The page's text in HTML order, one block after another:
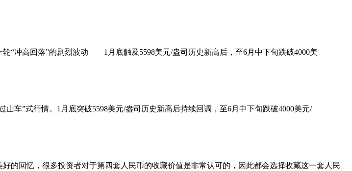
“冲高回落”的剧烈波动——1月底触及5598美元/盎司历史新高后，至6月中下旬跌破4000美
车”式行情。1月底突破5598美元/盎司历史新高后持续回调，至6月中下旬跌破4000美元/
回忆，很多投资者对于第四套人民币的收藏价值是非常认可的，因此都会选择收藏这一套人民